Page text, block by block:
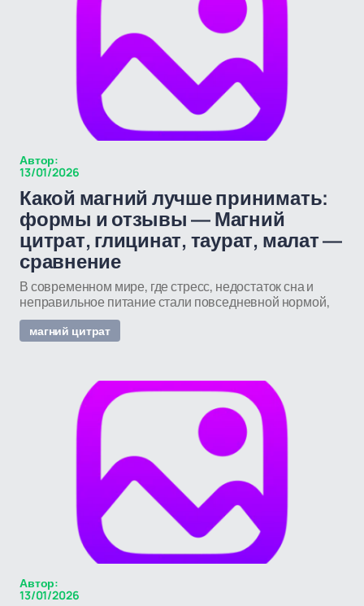
Автор:
13/01/2026
Какой магний лучше принимать:
формы и отзывы — Магний
цитрат, глицинат, таурат, малат —
сравнение
В современном мире, где стресс, недостаток сна и
неправильное питание стали повседневной нормой,
магний цитрат
Автор:
13/01/2026